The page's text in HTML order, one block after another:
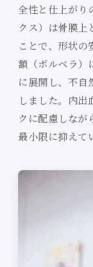
全性と仕上がり
クス）は骨膜上
ことで、形状の
額（ボルベラ）
に展開し、不自
しました。内出
クに配慮しなが
最小限に抑えて